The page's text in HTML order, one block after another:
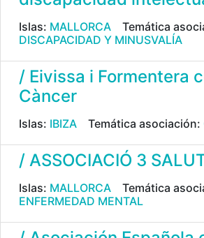
Islas: MALLORCA
Temática
DISCAPACIDAD Y MINUSVALÍA
/ Eivissa i Formentera
Càncer
Islas: IBIZA Temática asociación:
/ ASSOCIACIÓ 3
Islas: MALLORCA
Temática
ENFERMEDAD MENTAL